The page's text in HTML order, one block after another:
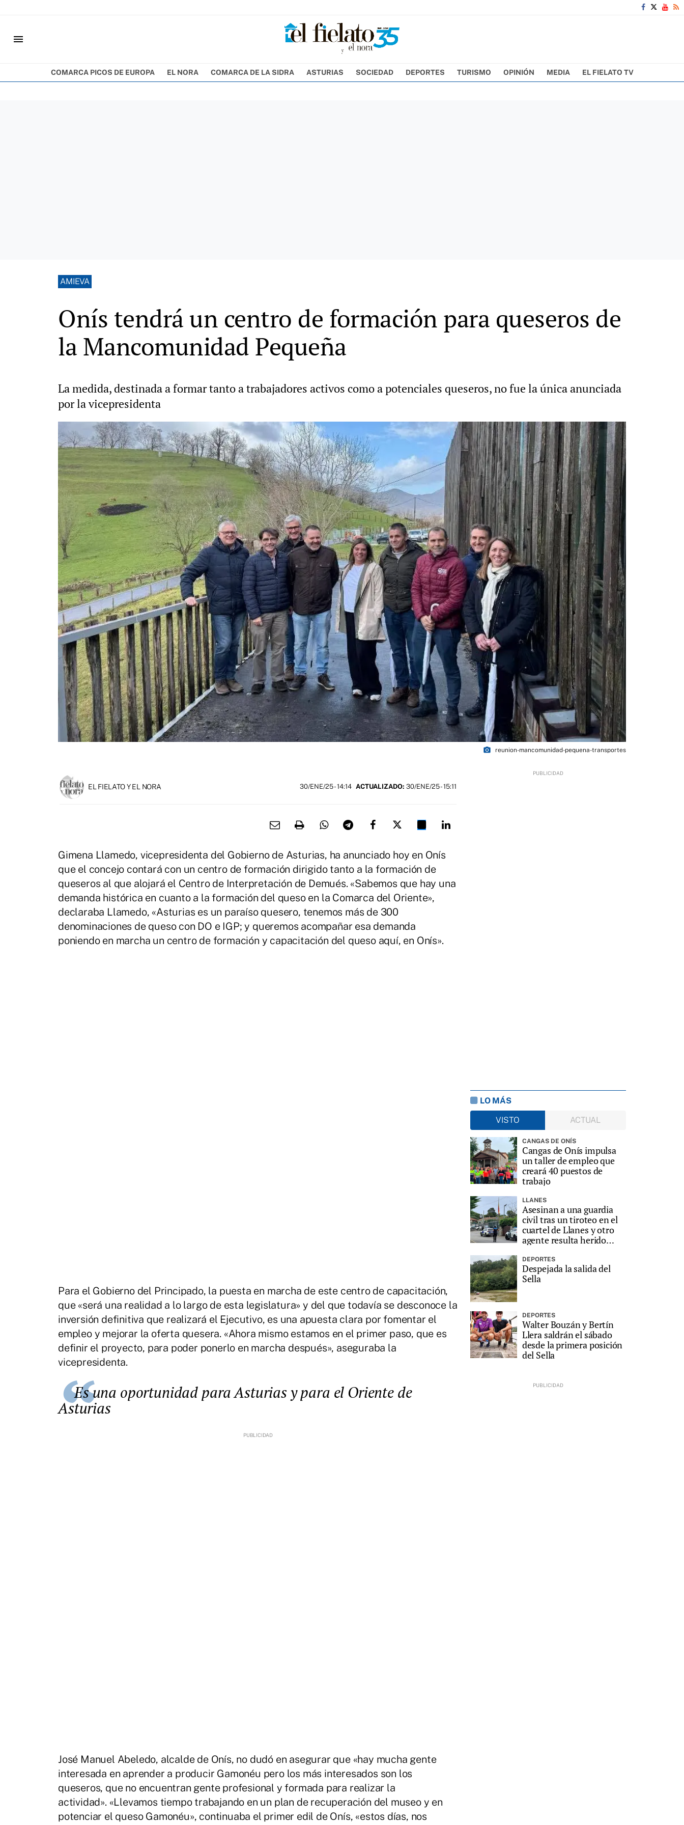
menu
COMARCA PICOS DE EUROPA EL NORA COMARCA DE LA SIDRA ASTURIAS SOCIEDAD DEPORTES TURISMO OPINIÓN MEDIA EL FIELATO TV
AMIEVA
Onís tendrá un centro de formación para queseros de
la Mancomunidad Pequeña
La medida, destinada a formar tanto a trabajadores activos como a potenciales queseros, no fue la única anunciada
por la vicepresidenta
photo_camera reunion-mancomunidad-pequena-transportes
EL FIELATO Y EL NORA 30/ENE/25- 14:14 ACTUALIZADO: 30/ENE/25 - 15:11
Gimena Llamedo, vicepresidenta del Gobierno de Asturias, ha anunciado hoy en Onís
que el concejo contará con un centro de formación dirigido tanto a la formación de
queseros al que alojará el Centro de Interpretación de Demués. «Sabemos que hay una
demanda histórica en cuanto a la formación del queso en la Comarca del Oriente»,
declaraba Llamedo, «Asturias es un paraíso quesero, tenemos más de 300
denominaciones de queso con DO e IGP; y queremos acompañar esa demanda
poniendo en marcha un centro de formación y capacitación del queso aquí, en Onís».
Para el Gobierno del Principado, la puesta en marcha de este centro de capacitación,
que «será una realidad a lo largo de esta legislatura» y del que todavía se desconoce la
inversión definitiva que realizará el Ejecutivo, es una apuesta clara por fomentar el
empleo y mejorar la oferta quesera. «Ahora mismo estamos en el primer paso, que es
definir el proyecto, para poder ponerlo en marcha después», aseguraba la
vicepresidenta.
Es una oportunidad para Asturias y para el Oriente de
Asturias
José Manuel Abeledo, alcalde de Onís, no dudó en asegurar que «hay mucha gente
interesada en aprender a producir Gamonéu pero los más interesados son los
queseros, que no encuentran gente profesional y formada para realizar la
actividad». «Llevamos tiempo trabajando en un plan de recuperación del museo y en
potenciar el queso Gamonéu», continuaba el primer edil de Onís, «estos días, nos
LO MÁS
VISTO
ACTUAL
CANGAS DE ONÍS
Cangas de Onís impulsa
un taller de empleo que
creará 40 puestos de
trabajo
LLANES
Asesinan a una guardia
civil tras un tiroteo en el
cuartel de Llanes y otro
agente resulta herido
DEPORTES
Despejada la salida del
Sella
DEPORTES
Walter Bouzán y Bertín
Llera saldrán el sábado
desde la primera posición
del Sella